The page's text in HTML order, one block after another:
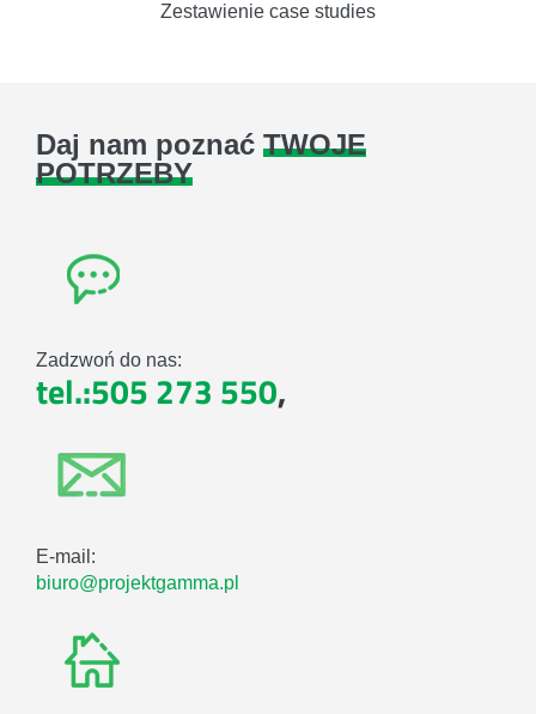
Zestawienie case studies
Daj nam poznać TWOJE
POTRZEBY
Zadzwoń do nas:
tel.:505 273 550,
E-mail:
biuro@projektgamma.pl